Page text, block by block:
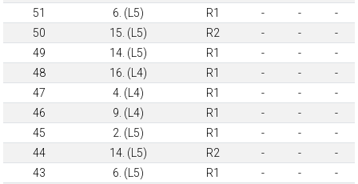
51
6. (L5) R1 - -
-
50
15. (L5) R2 - -
-
49
14. (L5) R1 - -
-
48
16. (L4) R1 - -
-
47
4. (L4) R1 - -
-
46
9. (L4) R1 - -
-
45
2. (L5) R1 - -
-
44
14. (L5) R2 - -
-
43
6. (L5) R1 - -
-